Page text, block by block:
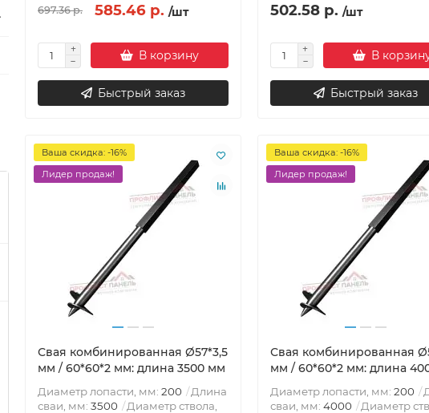
697.36 р. 585.46 р. /шт
В корзину
Быстрый заказ
502.58 р. /шт
В
Быстрый заказ
Ваша скидка: -16%
Лидер продаж!
Свая комбинированная Ø57*3,5
мм / 60*60*2 мм: длина 3500 мм
Диаметр лопасти, мм: 200
Длина
сваи, мм: 3500
Диаметр ствола,
Ваша скидка: -16%
Лидер продаж!
Свая комбинированная
мм / 60*60*2 мм: длина
Диаметр лопасти, мм: 200
сваи, мм: 4000
Диаметр